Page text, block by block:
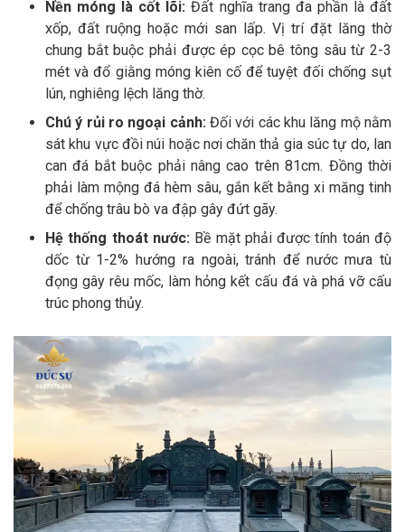
Nền móng là cốt lõi: Đất nghĩa trang đa phần là đất
xốp, đất ruộng hoặc mới san lấp. Vị trí đặt lăng thờ
chung bắt buộc phải được ép cọc bê tông sâu từ 2-3
mét và đổ giằng móng kiên cố để tuyệt đối chống sụt
lún, nghiêng lệch lăng thờ.
Chú ý rủi ro ngoại cảnh:Đối với các khu lăng mộ nằm
sát khu vực đồi núi hoặc nơi chăn thả gia súc tự do, lan
can đá bắt buộc phải nâng cao trên 81cm. Đồng thời
phải làm mộng đá hèm sâu, gắn kết bằng xi măng tinh
để chống trâu bò va đập gây đứt gãy.
Hệ thống thoát nước:Bề mặt phải được tính toán độ
dốc từ 1-2% hướng ra ngoài, tránh để nước mưa tù
đọng gây rêu mốc, làm hỏng kết cấu đá và phá vỡ cấu
trúc phong thủy.